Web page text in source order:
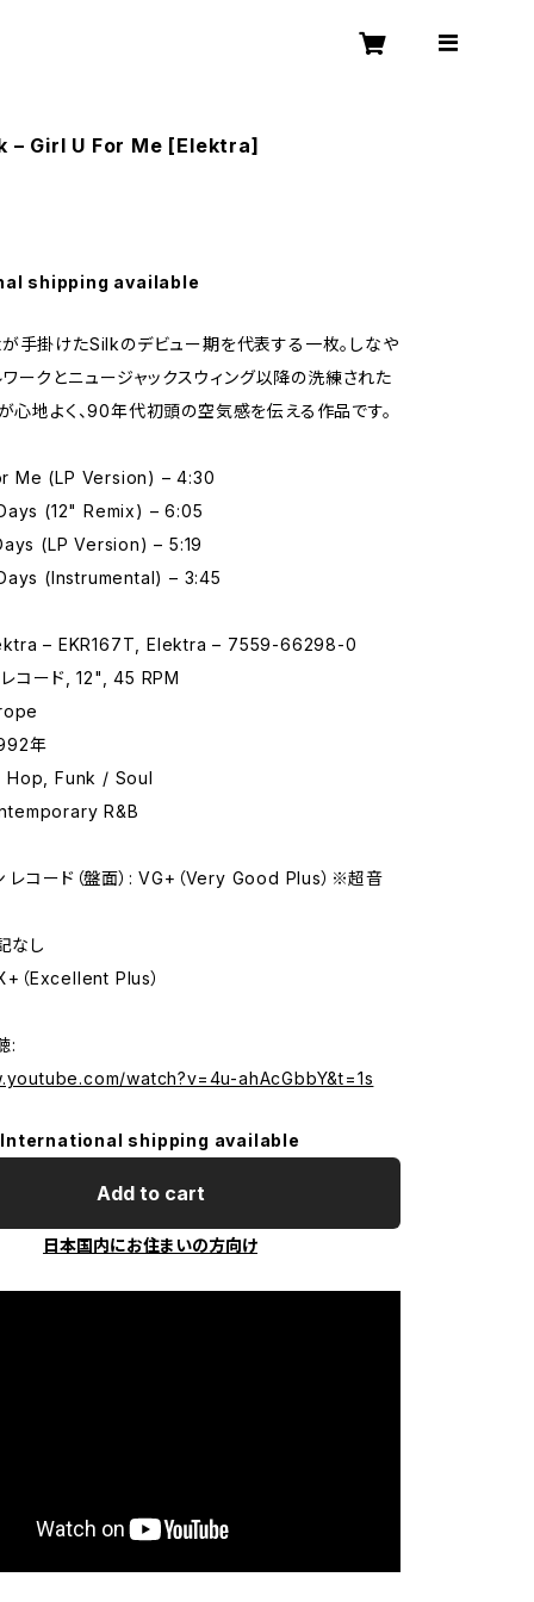
– Girl U For Me [Elektra]
shipping available
手掛けたSilkのデビュー期を代表する一枚。しなや
ークとニュージャックスウィング以降の洗練された
心地よく、90年代初頭の空気感を伝える作品です。
Me (LP Version) – 4:30
(12" Remix) – 6:05
(LP Version) – 5:19
(Instrumental) – 3:45
– EKR167T, Elektra – 7559-66298-0
レコード, 12", 45 RPM
年
Hop, Funk / Soul
R&B
レコード（盤面）: VG+（Very Good Plus）※超音
なし
（Excellent Plus）
:
watch?v=4u-ahAcGbbY&t=1s
International shipping available
Add to cart
日本国内にお住まいの方向け